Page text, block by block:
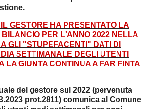
GESTORE HA PRESENTATO LA
BILANCIO PER L'ANNO 2022 NELLA
GLI "STUPEFACENTI" DATI DI
SETTIMANALE DEGLI UTENTI
LA GIUNTA CONTINUA A FAR FINTA
del gestore sul 2022 (pervenuta
prot.2811) comunica al Comune